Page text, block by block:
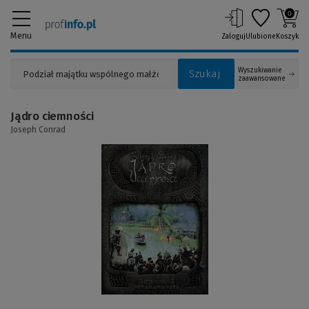
Menu
Szukaj
Wyszukiwanie
zaawansowane
ZalogujUlubione
0
Koszyk
(Link
strony)
Jądro ciemności
Joseph Conrad